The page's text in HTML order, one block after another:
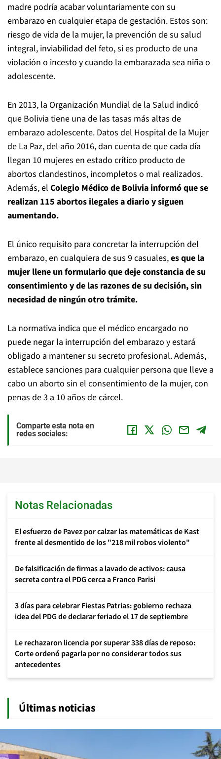
madre podría acabar voluntariamente con su
embarazo en cualquier etapa de gestación. Estos son:
riesgo de vida de la mujer, la prevención de su salud
integral, inviabilidad del feto, si es producto de una
violación o incesto y cuando la embarazada sea niña o
adolescente.
En 2013, la Organización Mundial de la Salud indicó
que Bolivia tiene una de las tasas más altas de
embarazo adolescente. Datos del Hospital de la Mujer
de La Paz, del año 2016, dan cuenta de que cada día
llegan 10 mujeres en estado crítico producto de
abortos clandestinos, incompletos o mal realizados.
Además, el Colegio Médico de Bolivia informó que se
realizan 115 abortos ilegales a diario y siguen
aumentando.
El único requisito para concretar la interrupción del
embarazo, en cualquiera de sus 9 casuales,es que la
mujer llene un formulario que deje constancia de su
consentimiento y de las razones de su decisión, sin
necesidad de ningún otro trámite.
La normativa indica que el médico encargado no
puede negar la interrupción del embarazo y estará
obligado a mantener su secreto profesional. Además,
establece sanciones para cualquier persona que lleve a
cabo un aborto sin el consentimiento de la mujer, con
penas de 3 a 10 años de cárcel.
Comparte esta nota en
redes sociales:
Notas Relacionadas
El esfuerzo de Pavez por calzar las matemáticas de Kast
frente al desmentido de los "218 mil robos violento"
De falsificación de firmas a lavado de activos: causa
secreta contra el PDG cerca a Franco Parisi
3 días para celebrar Fiestas Patrias: gobierno rechaza
idea del PDG de declarar feriado el 17 de septiembre
Le rechazaron licencia por superar 338 días de reposo:
Corte ordenó pagarla por no considerar todos sus
antecedentes
Últimas noticias